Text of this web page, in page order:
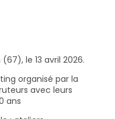
le 13 avril 2026.
organisé par la
avec leurs
ans